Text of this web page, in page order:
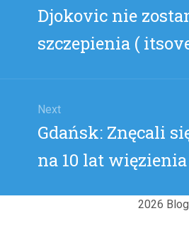
Previous
post:
Djokovic nie
szczepienia (
Next
Next
Gdańsk: Znęcali
na 10 lat więzienia
2026